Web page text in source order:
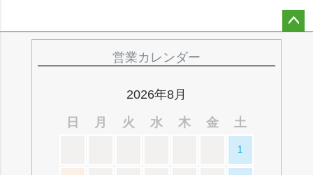
営業カレンダー
2026年8月
日
月 火 水 木 金 土
1